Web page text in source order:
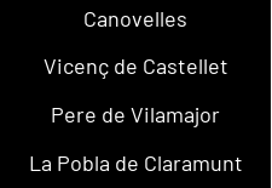
Canovelles
Vicenç de Castellet
Pere de Vilamajor
La Pobla de Claramunt